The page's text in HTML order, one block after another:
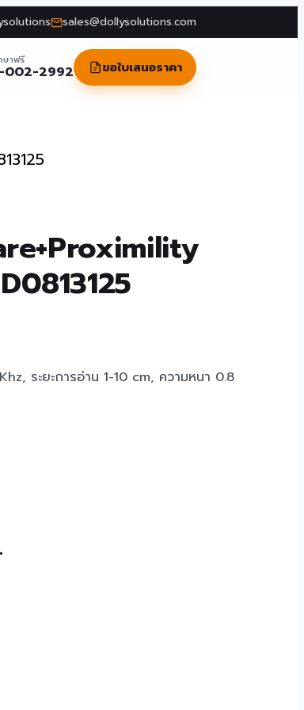
sales@dollysolutions.com
ษาฟรี
002-2992 ขอใบเสนอราคา
ระยะการอ่าน 1-10 cm, ความหนา 0.8